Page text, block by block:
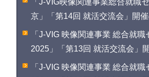
「J-VIG映像関連事業総合就職
京」「第14回 就活交流会」開
「J-VIG 映像関連事業 総合就職
2025」「第13回 就活交流会」
「J-VIG 映像関連事業 総合就職